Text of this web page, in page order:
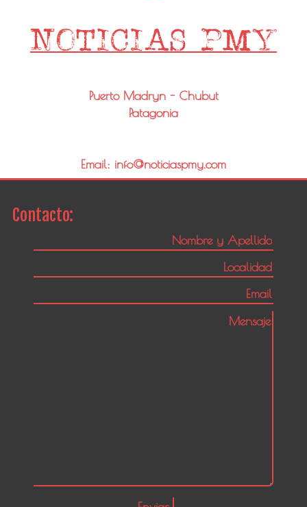
Puerto Madryn - Chubut
Patagonia
Email: info@noticiaspmy.com
Contacto: